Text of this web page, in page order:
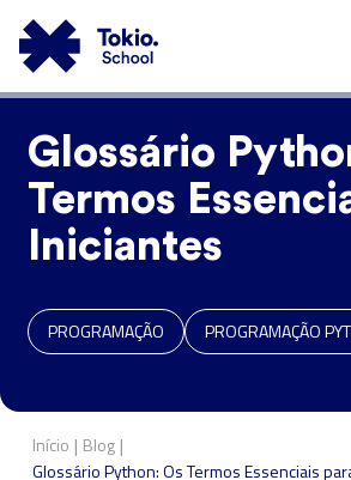
Glossário
Termos
Iniciantes
PROGRAMAÇÃO PROGRAMAÇÃO
Início | Blog |
Glossário Python: Os Termos Essenciais